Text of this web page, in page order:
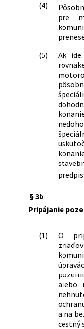
(4)
pre
(5)
Ak ide
§ 3b
Pripájanie
(1)
O
alebo
a na
cestný